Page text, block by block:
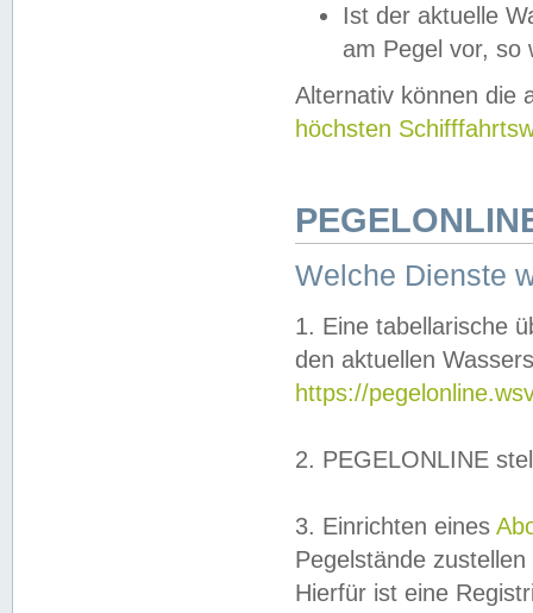
Ist der aktuelle
am Pegel vor,
Alternativ können die
höchsten
Welche Dienste
1. Eine tabellarische
den aktuellen
https://
2. PEGELONLINE
3. Einrichten eines
Pegelstände
Hierfür ist eine